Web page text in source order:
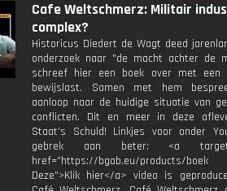
Cafe Weltschmerz: Militair
complex?
Historicus Diedert de Wagt deed
onderzoek naar "de macht achter de
schreef hier een boek over met een
bewijslast. Samen met hem
aanloop naar de huidige situatie van
conflicten. Dit en meer in deze
Staat's Schuld! Linkjes voor onder
gebrek aan beter: <a
href="https://bgab.eu/products/
Deze">Klik hier</a> video is